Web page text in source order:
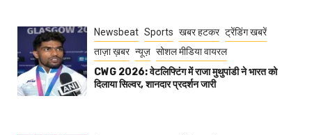
Newsbeat Sports खबर हटकर ट्रेंडिंग खबरें
ताज़ा ख़बर न्यूज़ सोशल मीडिया वायरल
CWG 2026: वेटलिफ्टिंग में राजा मुथुपांडी ने भारत को
दिलाया सिल्वर, शानदार प्रदर्शन जारी